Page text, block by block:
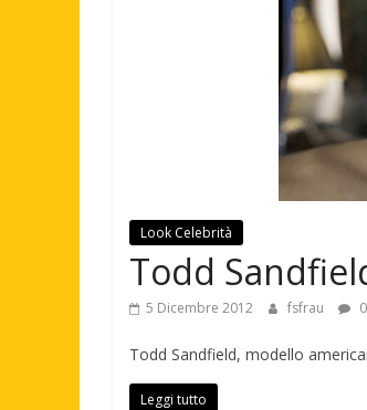
Look Celebrità
Todd
5 Dicembre 2012 fsfrau
Todd Sandfield, modello
Leggi tutto